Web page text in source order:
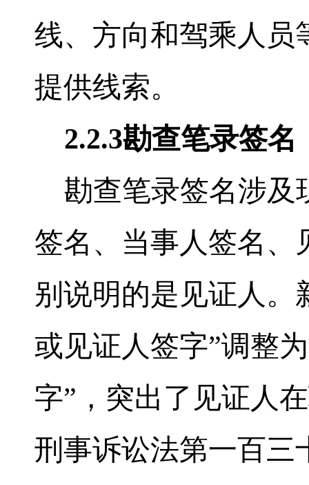
线、方向和驾乘人员
提供线索。
2.2.3勘查笔录签名
勘查笔录签名涉及
签名、当事人签名、
别说明的是见证人。
或见证人签字”调整
字”，突出了见证人
刑事诉讼法第一百三